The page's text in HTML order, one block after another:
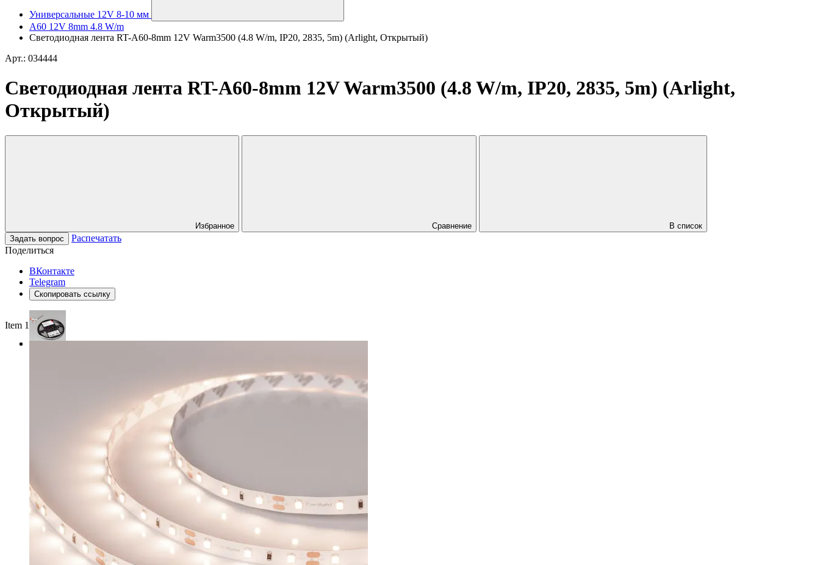
Универсальные 12V 8-10 мм
A60 12V 8mm 4.8 W/m
Светодиодная лента RT-A60-8mm 12V Warm3500 (4.8 W/m, IP20, 2835, 5m) (Arlight, Открытый)
Арт.: 034444
Светодиодная лента RT-A60-8mm 12V Warm3500 (4.8 W/m, IP20, 2835, 5m) (Arlight,
Открытый)
Избранное Сравнение
В список
Задать вопрос
Распечатать
Поделиться
ВКонтакте
Telegram
Скопировать ссылку
Item 1 of 3